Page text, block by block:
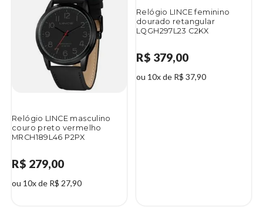
Relógio LINCE masculino
couro preto vermelho
MRCH189L46 P2PX
R$ 279,00
ou 10x de R$ 27,90
Relógio LINCE feminino
dourado retangular
LQGH297L23 C2KX
R$ 379,00
ou 10x de R$ 37,90